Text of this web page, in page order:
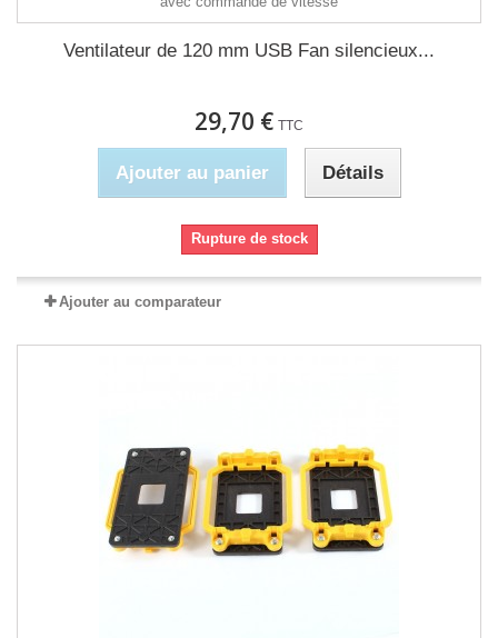
Ventilateur de 120 mm USB Fan silencieux...
29,70 € TTC
Ajouter au panier Détails
Rupture de stock
Ajouter au comparateur